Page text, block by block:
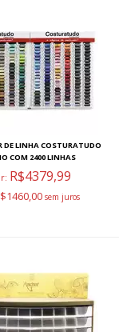
DE LINHA COSTURATUDO
COM 2400 LINHAS
R$4379,99